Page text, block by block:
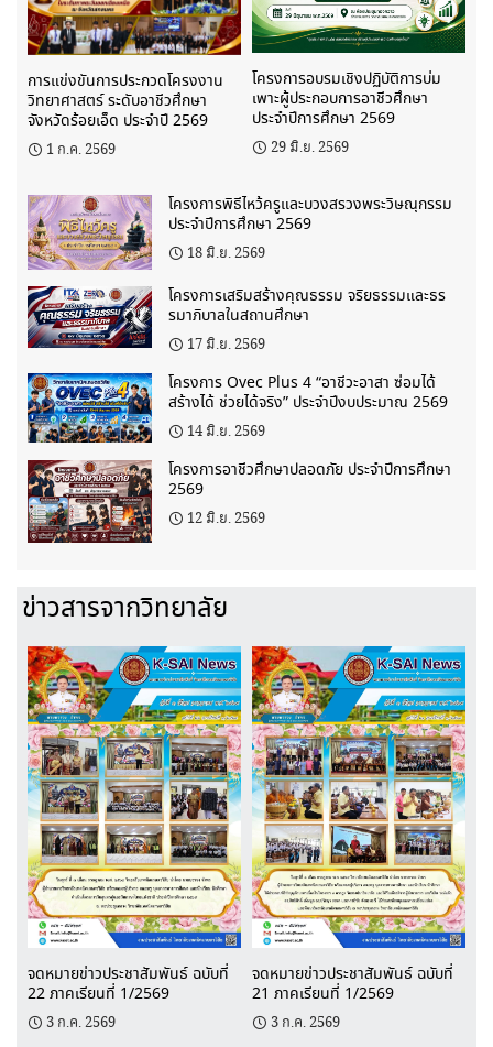
การแข่งขันการประกวดโครงงาน
วิทยาศาสตร์ ระดับอาชีวศึกษา
จังหวัดร้อยเอ็ด ประจำปี 2569
1 ก.ค. 2569
โครงการอบรมเชิงปฏิบัติการบ่ม
เพาะผู้ประกอบการอาชีวศึกษา
ประจำปีการศึกษา 2569
29 มิ.ย. 2569
โครงการพิธีไหว้ครูและบวงสรวงพระวิษณุกรรม
ประจำปีการศึกษา 2569
18 มิ.ย. 2569
โครงการเสริมสร้างคุณธรรม จริยธรรมและธร
รมาภิบาลในสถานศึกษา
17 มิ.ย. 2569
โครงการ Ovec Plus 4 “อาชีวะอาสา ซ่อมได้
สร้างได้ ช่วยได้จริง” ประจำปีงบประมาณ 2569
14 มิ.ย. 2569
โครงการอาชีวศึกษาปลอดภัย ประจำปีการศึกษา
2569
12 มิ.ย. 2569
ข่าวสารจากวิทยาลัย
จดหมายข่าวประชาสัมพันธ์ ฉบับที่
22 ภาคเรียนที่ 1/2569
3 ก.ค. 2569
จดหมายข่าวประชาสัมพันธ์ ฉบับที่
21 ภาคเรียนที่ 1/2569
3 ก.ค. 2569